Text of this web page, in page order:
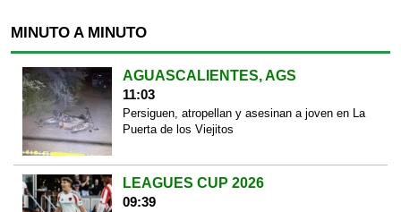
MINUTO A MINUTO
AGUASCALIENTES, AGS
11:03
Persiguen, atropellan y asesinan a joven en La
Puerta de los Viejitos
LEAGUES CUP 2026
09:39